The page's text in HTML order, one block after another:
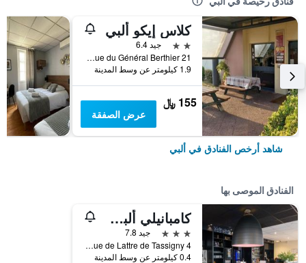
كلاس إيكو ألبي
2 نجمتين
جيد 6.4
21 Rue du Général Berthier, ألبي, إقليم تارن, فرنسا
1.9 كيلومتر عن وسط المدينة
155 ﷼
عرض الصفقة
شاهد أرخص الفنادق في ألبي
الفنادق الموصى بها
كامبانيلي ألبي سينتر
3 نجوم
جيد 7.8
4 Avenue de Lattre de Tassigny, ألبي, إقليم تارن, فرنسا
0.4 كيلومتر عن وسط المدينة